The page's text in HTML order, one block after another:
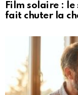
Film solaire :
fait chuter la